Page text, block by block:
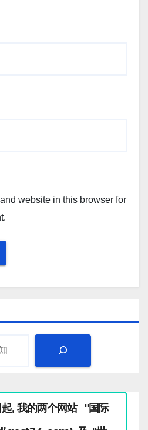
website in this browser for
, 我的两个网站 "国际